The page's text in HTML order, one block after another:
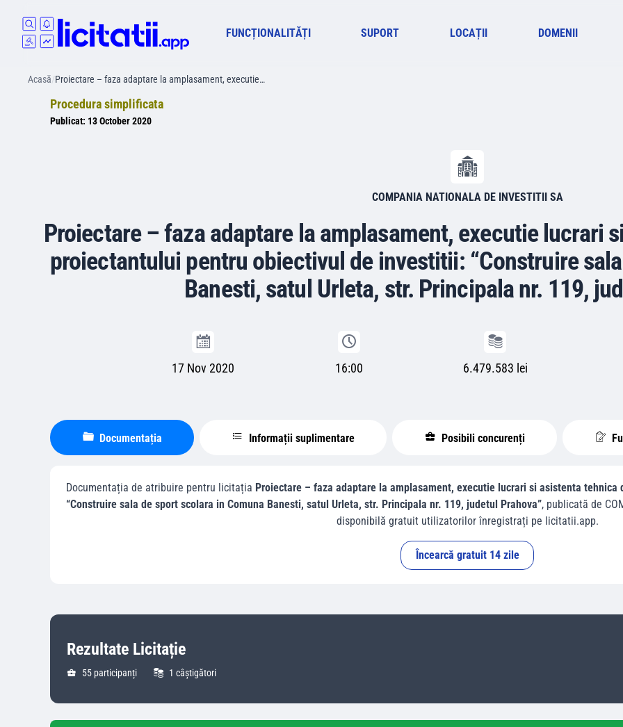
FUNCȚIONALITĂȚI SUPORT LOCAȚII DOMENII
Acasă/Proiectare – faza adaptare la amplasament, executie…
Procedura simplificata
Publicat: 13 October 2020
COMPANIA NATIONALA DE INVESTITII SA
Proiectare – faza adaptare la amplasament, executie lucrari
proiectantului pentru obiectivul de investitii: “Construire
Banesti, satul Urleta, str. Principala nr. 119,
17 Nov 2020 16:00 6.479.583 lei
Documentația Informații suplimentare Posibili concurenți
Documentația de atribuire pentru licitația Proiectare – faza adaptare la amplasament, executie lucrari si asistenta
“Construire sala de sport scolara in Comuna Banesti, satul Urleta, str. Principala nr. 119, judetul Prahova”, publicată de
disponibilă gratuit utilizatorilor înregistrați pe licitatii.app.
Încearcă gratuit 14 zile
Rezultate Licitație
55 participanți 1 câștigători